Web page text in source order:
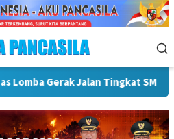
Pemkot Lubuk Linggau